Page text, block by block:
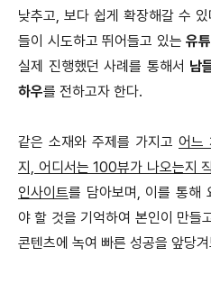
낮추고, 보다 쉽게 확장해갈 수
들이 시도하고 뛰어들고 있는 유
실제 진행했던 사례를 통해서 남
하우를 전하고자 한다.
같은 소재와 주제를 가지고 어느
지, 어디서는 100뷰가 나오는지
인사이트를 담아보며, 이를 통해
야 할 것을 기억하여 본인이 만들
콘텐츠에 녹여 빠른 성공을 앞당